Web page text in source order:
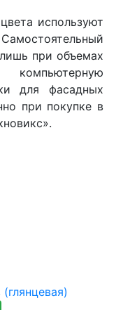
используют
при объемах
для фасадных
при покупке в